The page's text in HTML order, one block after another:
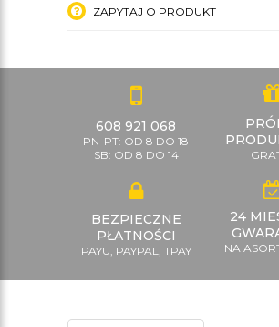
ZAPYTAJ O PRODUKT
608 921 068
PN-PT: OD 8 DO 18
SB: OD 8 DO 14
BEZPIECZNE
PŁATNOŚCI
PAYU, PAYPAL, TPAY
24
NA